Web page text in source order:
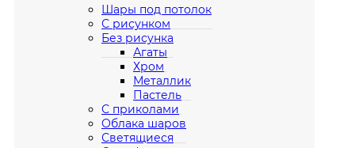
Шары под потолок
С рисунком
Без рисунка
Агаты
Хром
Металлик
Пастель
С приколами
Облака шаров
Светящиеся